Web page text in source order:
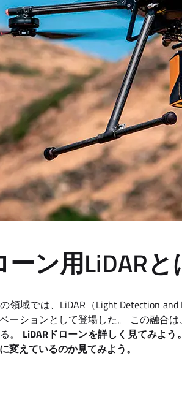
ーン用LiDARと
領域では、LiDAR（Light Detection
ーションとして登場した。 この融合
。 LiDARドローンを詳しく見てみよ
変えているのか見てみよう。